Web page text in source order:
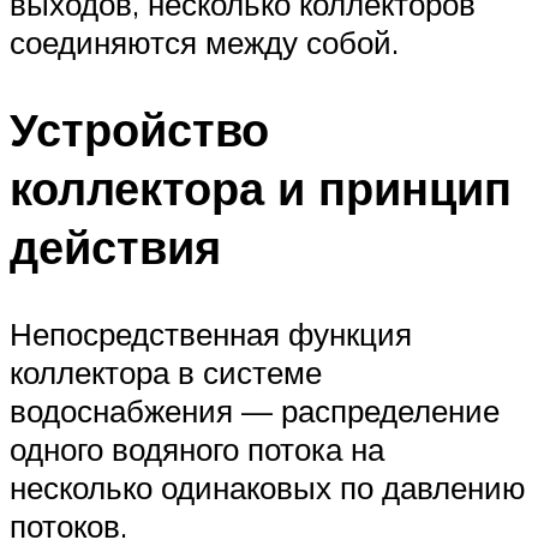
соединяются между собой.
Устройство
коллектора и принцип
действия
Непосредственная функция
коллектора в системе
водоснабжения — распределение
одного водяного потока на
несколько одинаковых по давлению
потоков.